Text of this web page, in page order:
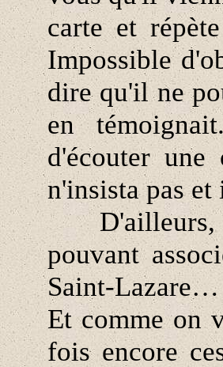
carte et
Impossible
dire qu'il ne
en
d'écouter
n'insista pas
D'ailleurs, il
pouvant
Saint-
Et comme on
fois encore